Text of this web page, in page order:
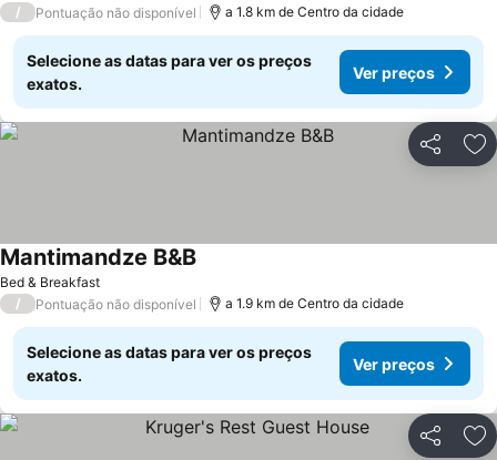
/ Pontuação não disponível a 1.8 km de Centro da cidade
Selecione as datas para ver os preços
exatos.
Ver preços
Partilhar
Bed & Breakfast
Mantimandze B&B
/ Pontuação não disponível a 1.9 km de Centro da cidade
Selecione as datas para ver os preços
exatos.
Ver preços
Partilhar